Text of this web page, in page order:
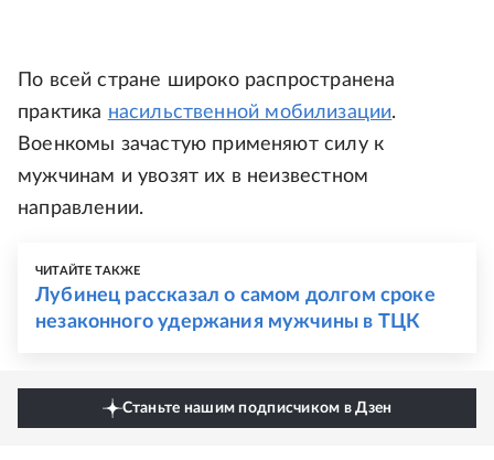
По всей стране широко распространена
практика насильственной мобилизации.
Военкомы зачастую применяют силу к
мужчинам и увозят их в неизвестном
направлении.
ЧИТАЙТЕ ТАКЖЕ
Лубинец рассказал о самом долгом сроке
незаконного удержания мужчины в ТЦК
Станьте нашим подписчиком в Дзен